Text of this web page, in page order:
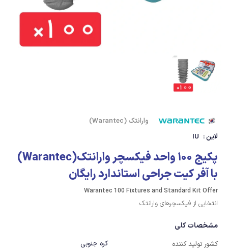
وارانتک (Warantec)
لاین : IU
پکیج 100 واحد فیکسچر وارانتک(Warantec)
با آفر کیت جراحی استاندارد رایگان
Warantec 100 Fixtures and Standard Kit Offer
انتخابی از فیکسچرهای وارانتک
مشخصات کلی
کشور تولید کننده
کره جنوبی